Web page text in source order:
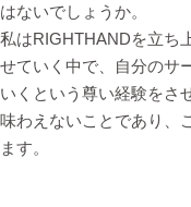
はないでしょうか。
私はRIGHTHANDを立ち
せていく中で、自分のサ
いくという尊い経験をさ
味わえないことであり、
ます。